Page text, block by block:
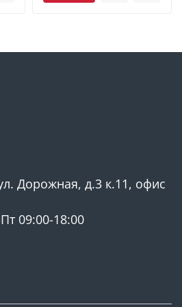
латунь ЛС59-1
32х1"
2, 4, 5, ХВ
температура: 90°С
PN 25 бар
Дорожная, д.3 к.11, офис
09:00-18:00